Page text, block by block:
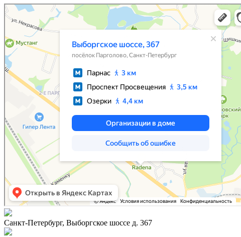
Санкт-Петербург, Выборгское шоссе д. 367